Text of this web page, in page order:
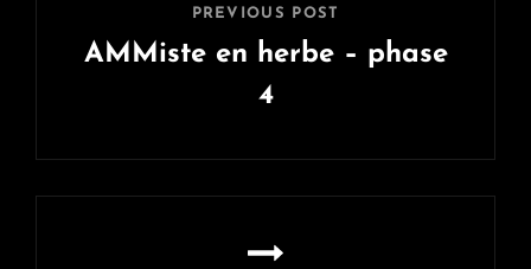
PREVIOUS POST
AMMiste en herbe – phase
4
Post